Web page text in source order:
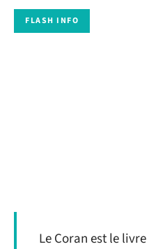
FLASH INFO
Le Coran est le